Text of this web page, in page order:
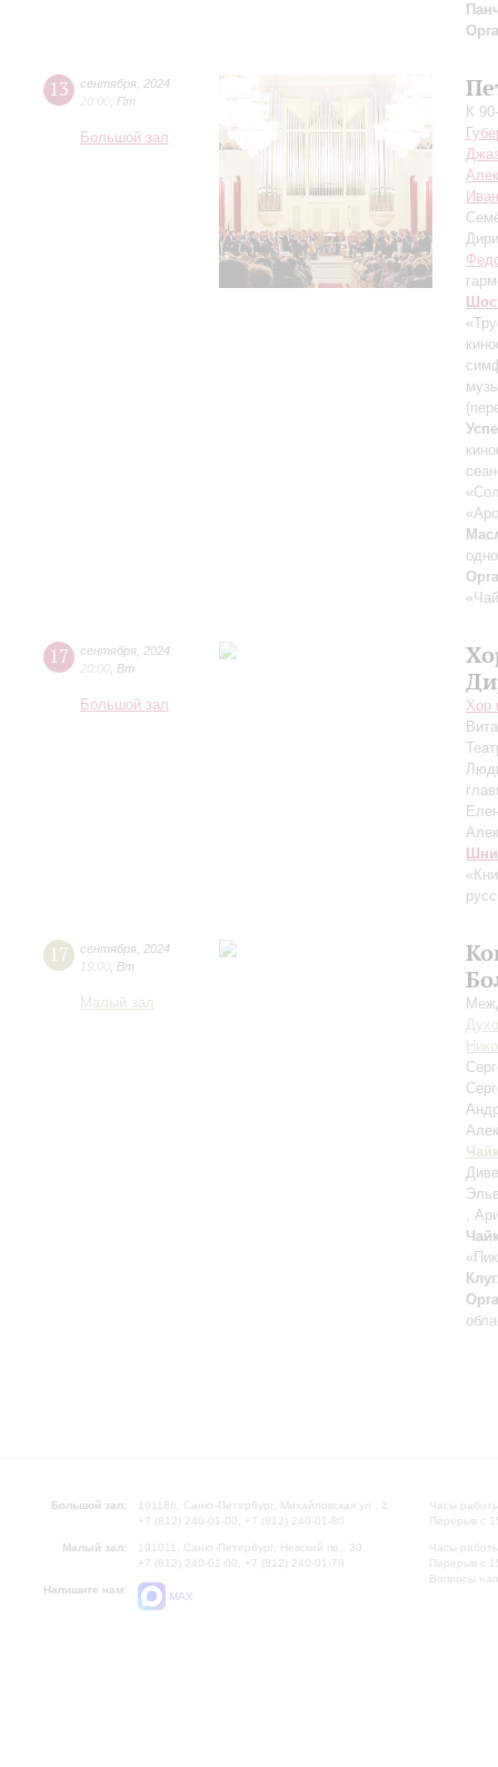
13 сентября 2024
20:00 Пт
Большой зал
К
17 сентября 2024
20:00 Вт
Большой зал
Хор
17 сентября 2024
19:00 Вт
Малый зал
,
Большой зал:
191186, Санкт-Петербург, Михайловская ул., 2
+7 (812) 240-01-00, +7 (812) 240-01-80
Малый зал:
191011, Санкт-Петербург, Невский пр., 30
+7 (812) 240-01-00, +7 (812) 240-01-70
Напишите нам:
MAX
Часы
Перерыв с
Часы
Перерыв с
Вопросы